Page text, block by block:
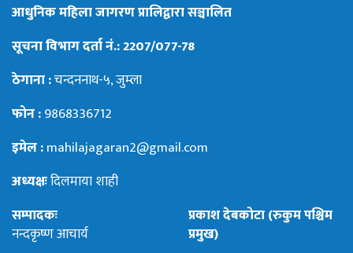
आधुनिक महिला जागरण प्रालिद्वारा सञ्चालित
सूचना विभाग दर्ता नं.: 2207/077-78
ठेगाना :चन्दननाथ-५, जुम्ला
फोन :9868336712
इमेल :mahilajagaran2@gmail.com
अध्यक्षःदिलमाया शाही
सम्पादकः
नन्दकृष्ण आचार्य
प्रकाश देबकोटा (रुकुम पश्चिम
प्रमुख)